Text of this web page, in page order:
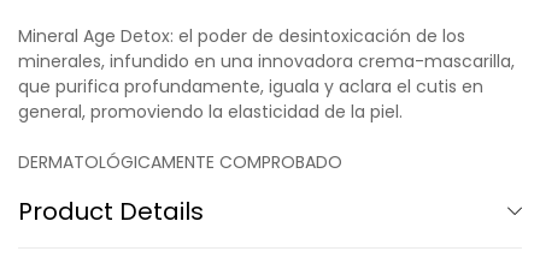
Mineral Age Detox: el poder de desintoxicación de los
minerales, infundido en una innovadora crema-mascarilla,
que purifica profundamente, iguala y aclara el cutis en
general, promoviendo la elasticidad de la piel.
DERMATOLÓGICAMENTE COMPROBADO
Product Details